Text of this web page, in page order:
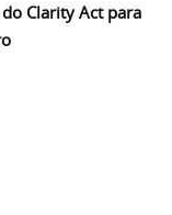
Clarity Act para